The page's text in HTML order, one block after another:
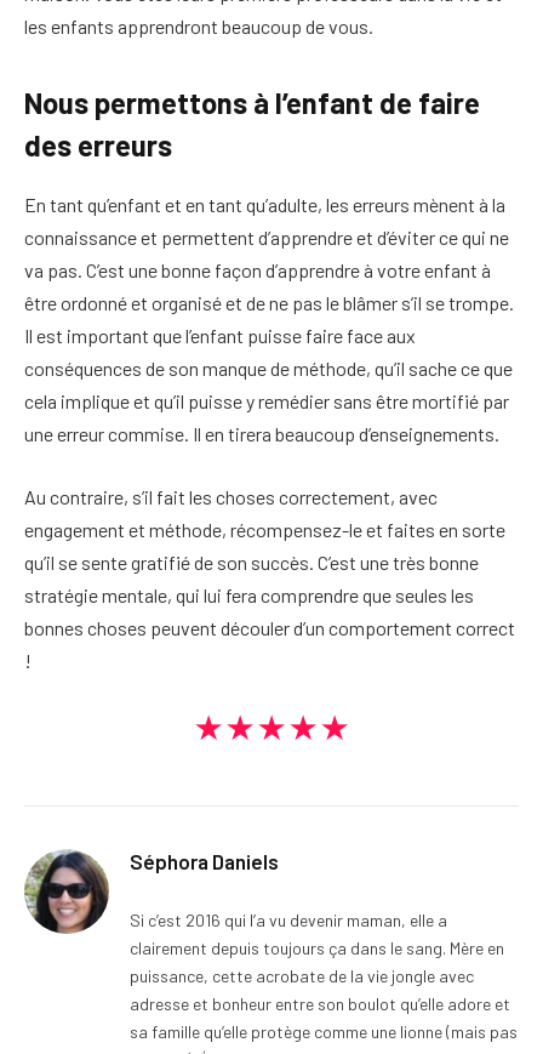
les enfants apprendront beaucoup de vous.
Nous permettons à l’enfant de faire
des erreurs
En tant qu’enfant et en tant qu’adulte, les erreurs mènent à la
connaissance et permettent d’apprendre et d’éviter ce qui ne
va pas. C’est une bonne façon d’apprendre à votre enfant à
être ordonné et organisé et de ne pas le blâmer s’il se trompe.
Il est important que l’enfant puisse faire face aux
conséquences de son manque de méthode, qu’il sache ce que
cela implique et qu’il puisse y remédier sans être mortifié par
une erreur commise. Il en tirera beaucoup d’enseignements.
Au contraire, s’il fait les choses correctement, avec
engagement et méthode, récompensez-le et faites en sorte
qu’il se sente gratifié de son succès. C’est une très bonne
stratégie mentale, qui lui fera comprendre que seules les
bonnes choses peuvent découler d’un comportement correct
!
★★★★★
Séphora Daniels
Si c’est 2016 qui l’a vu devenir maman, elle a
clairement depuis toujours ça dans le sang. Mère en
puissance, cette acrobate de la vie jongle avec
adresse et bonheur entre son boulot qu’elle adore et
sa famille qu’elle protège comme une lionne (mais pas